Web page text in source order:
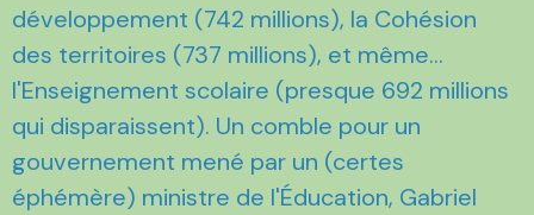
développement (742 millions), la Cohésion
des territoires (737 millions), et même...
l'Enseignement scolaire (presque 692 millions
qui disparaissent). Un comble pour un
gouvernement mené par un (certes
éphémère) ministre de l'Éducation, Gabriel